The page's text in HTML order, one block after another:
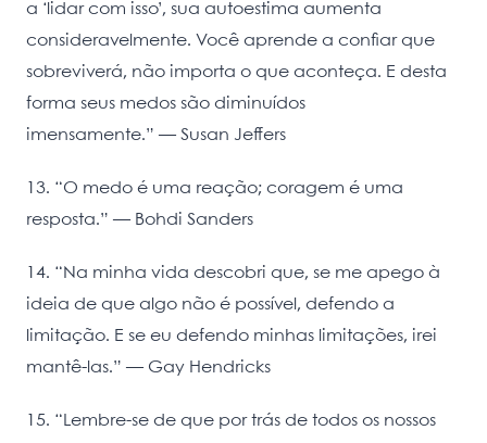
a ‘lidar com isso’, sua autoestima aumenta
consideravelmente. Você aprende a confiar que
sobreviverá, não importa o que aconteça. E desta
forma seus medos são diminuídos
imensamente.” ― Susan Jeffers
13. “O medo é uma reação; coragem é uma
resposta.” ― Bohdi Sanders
14. “Na minha vida descobri que, se me apego à
ideia de que algo não é possível, defendo a
limitação. E se eu defendo minhas limitações, irei
mantê-las.” ― Gay Hendricks
15. “Lembre-se de que por trás de todos os nossos